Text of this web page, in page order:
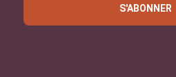
S'ABONNER